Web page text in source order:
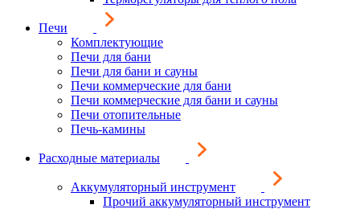
Печи
Комплектующие
Печи для бани
Печи для бани и сауны
Печи коммерческие для бани
Печи коммерческие для бани и сауны
Печи отопительные
Печь-камины
Расходные материалы
Аккумуляторный инструмент
Прочий аккумуляторный инструмент